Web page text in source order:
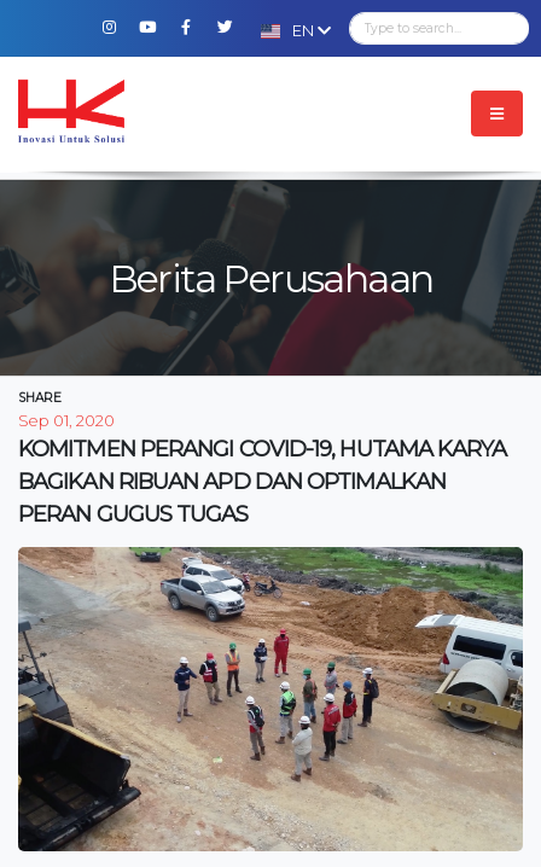
EN
Berita Perusahaan
SHARE
Sep 01, 2020
KOMITMEN PERANGI COVID-19, HUTAMA KARYA
BAGIKAN RIBUAN APD DAN OPTIMALKAN
PERAN GUGUS TUGAS